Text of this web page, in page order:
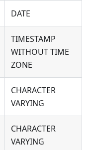
DATE
TIMESTAMP
WITHOUT TIME
ZONE
CHARACTER
VARYING
CHARACTER
VARYING